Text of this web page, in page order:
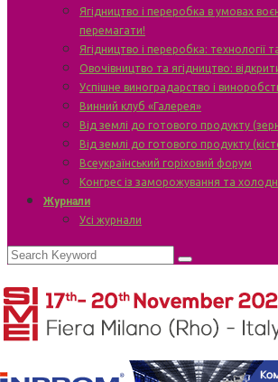
Ягідництво і переробка в умовах
перемагати!
Ягідництво і переробка: технології
Овочівництво та ягідництво:
Успішне виноградарство і
Винний клуб «Галерея»
Від землі до готового продукту
Від землі до готового продукту
Всеукраїнський горіховий форум
Конгрес із заморожування та
Журнали
Усі журнали